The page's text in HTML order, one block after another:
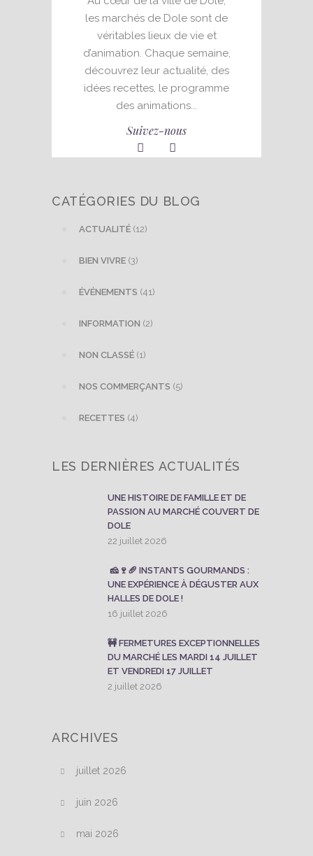
les marchés de Dole sont de
véritables lieux de vie et
d’animation. Chaque semaine,
découvrez leur actualité, des
idées recettes, le programme
des animations...
Suivez-nous
CATÉGORIES DU BLOG
ACTUALITÉ (12)
BIEN VIVRE (3)
ÉVÉNEMENTS (41)
INFORMATION (2)
NON CLASSÉ (1)
NOS COMMERÇANTS (5)
RECETTES (4)
LES DERNIÈRES ACTUALITÉS
UNE HISTOIRE DE FAMILLE ET DE
PASSION AU MARCHÉ COUVERT DE
DOLE
22 juillet 2026
🧀🍷🥖 INSTANTS GOURMANDS :
UNE EXPÉRIENCE À DÉGUSTER AUX
HALLES DE DOLE !
16 juillet 2026
🚧 FERMETURES EXCEPTIONNELLES
DU MARCHÉ LES MARDI 14 JUILLET
ET VENDREDI 17 JUILLET
2 juillet 2026
ARCHIVES
juillet 2026
juin 2026
mai 2026